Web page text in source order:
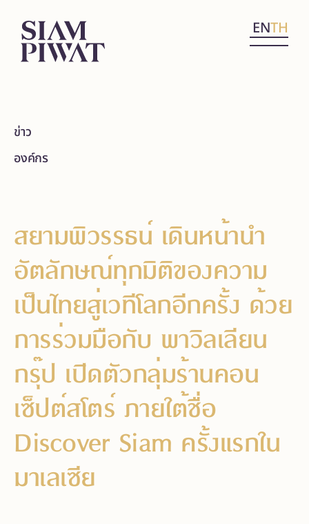
ENTH
ข่าว
องค์กร
สยามพิวรรธน์ เดินหน้านำ
อัตลักษณ์ทุกมิติของความ
เป็นไทยสู่เวทีโลกอีกครั้ง ด้วย
การร่วมมือกับ พาวิลเลียน
กรุ๊ป เปิดตัวกลุ่มร้านคอน
เซ็ปต์สโตร์ ภายใต้ชื่อ
Discover Siam ครั้งแรกใน
มาเลเซีย